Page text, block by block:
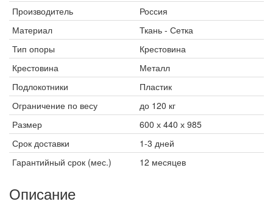
Производитель
Россия
Материал
Ткань - Сетка
Тип опоры
Крестовина
Крестовина
Металл
Подлокотники
Пластик
Ограничение по весу
до 120 кг
Размер
600 х 440 х 985
Срок доставки
1-3 дней
Гарантийный срок (мес.)
12 месяцев
Описание